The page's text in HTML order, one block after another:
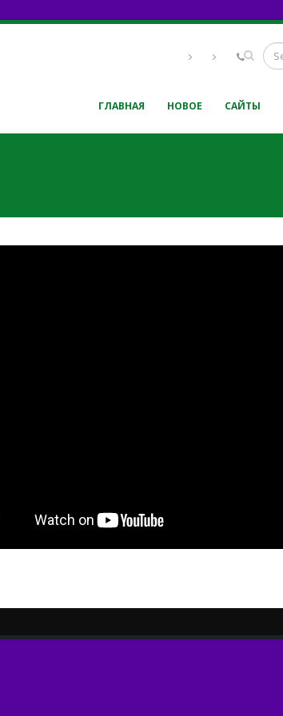
ГЛАВНАЯ НОВОЕ САЙТЫ